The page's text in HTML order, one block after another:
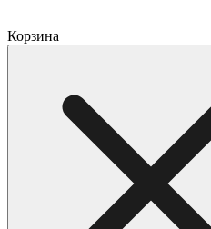
Корзина